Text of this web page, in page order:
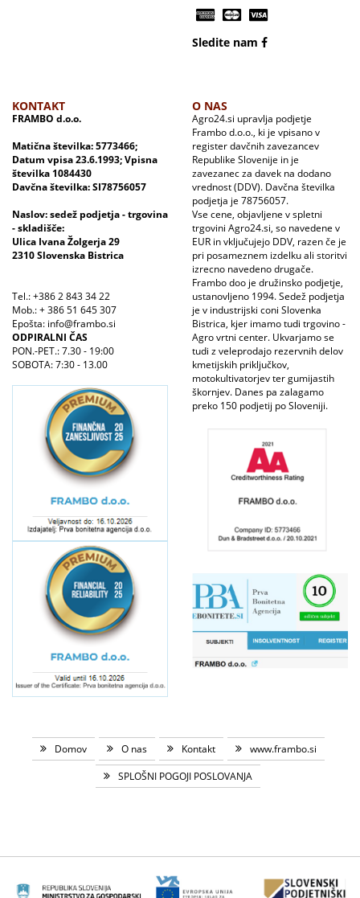
Sledite nam
KONTAKT
FRAMBO d.o.o.
Matična številka: 5773466;
Datum vpisa 23.6.1993; Vpisna
številka 1084430
Davčna številka: SI78756057
Naslov: sedež podjetja - trgovina
- skladišče:
Ulica Ivana Žolgerja 29
2310 Slovenska Bistrica
Tel.: +386 2 843 34 22
Mob.: + 386 51 645 307
Epošta: info@frambo.si
ODPIRALNI ČAS
PON.-PET.: 7.30 - 19:00
SOBOTA: 7:30 - 13.00
O NAS
Agro24.si upravlja podjetje
Frambo d.o.o., ki je vpisano v
register davčnih zavezancev
Republike Slovenije in je
zavezanec za davek na dodano
vrednost (DDV). Davčna številka
podjetja je 78756057.
Vse cene, objavljene v spletni
trgovini Agro24.si, so navedene v
EUR in vključujejo DDV, razen če je
pri posameznem izdelku ali storitvi
izrecno navedeno drugače.
Frambo doo je družinsko podjetje,
ustanovljeno 1994. Sedež podjetja
je v industrijski coni Slovenka
Bistrica, kjer imamo tudi trgovino -
Agro vrtni center. Ukvarjamo se
tudi z veleprodajo rezervnih delov
kmetijskih priključkov,
motokultivatorjev ter gumijastih
škornjev. Danes pa zalagamo
preko 150 podjetij po Sloveniji.
Domov O nas Kontakt
www.frambo.si
SPLOŠNI POGOJI POSLOVANJA